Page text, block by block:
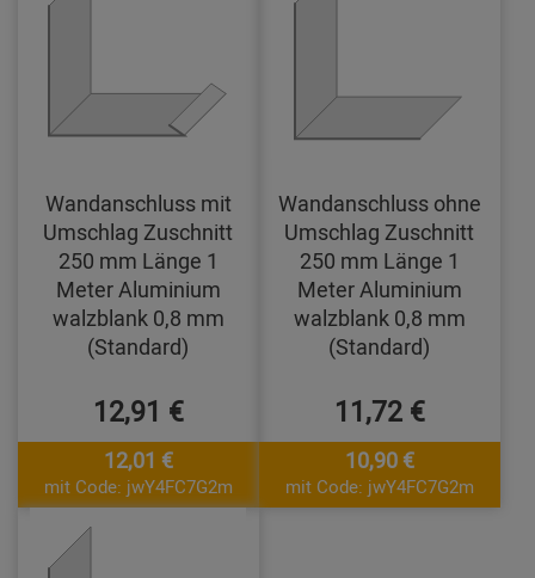
Wandanschluss mit
Umschlag Zuschnitt
250 mm Länge 1
Meter Aluminium
walzblank 0,8 mm
(Standard)
12,91 €
12,01 €
mit Code: jwY4FC7G2m
Wandanschluss ohne
Umschlag Zuschnitt
250 mm Länge 1
Meter Aluminium
walzblank 0,8 mm
(Standard)
11,72 €
10,90 €
mit Code: jwY4FC7G2m